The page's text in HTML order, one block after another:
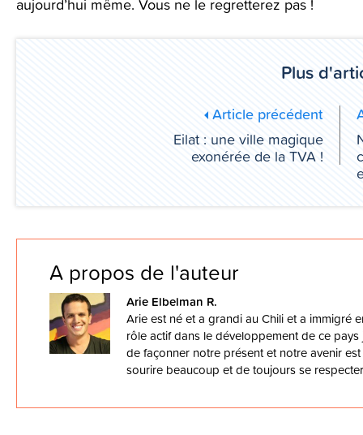
aujourd’hui même. Vous ne le regretterez pas !
Plus
Article précédent
Eilat : une ville magique
exonérée de la TVA !
A propos de l'auteur
Arie Elbelman R.
Arie est né et a grandi au Chili et a immigré
rôle actif dans le développement de ce
de façonner notre présent et notre avenir
sourire beaucoup et de toujours se